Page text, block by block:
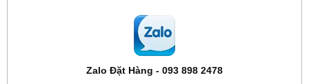
Zalo Đặt Hàng - 093 898 2478